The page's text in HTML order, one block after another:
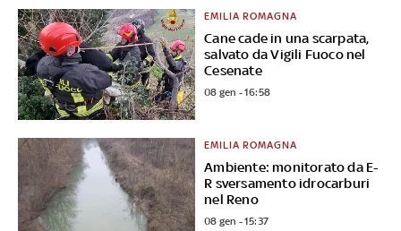
Cane cade in una scarpata,
salvato da Vigili Fuoco nel
Cesenate
EMILIA ROMAGNA
08 gen - 16:58
Ambiente: monitorato da E-
R sversamento idrocarburi
nel Reno
EMILIA ROMAGNA
08 gen - 15:37